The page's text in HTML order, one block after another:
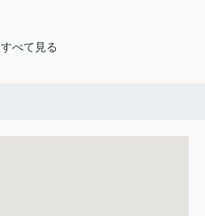
すべて見る